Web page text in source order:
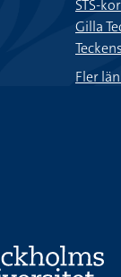
STS-
Gilla
Fler